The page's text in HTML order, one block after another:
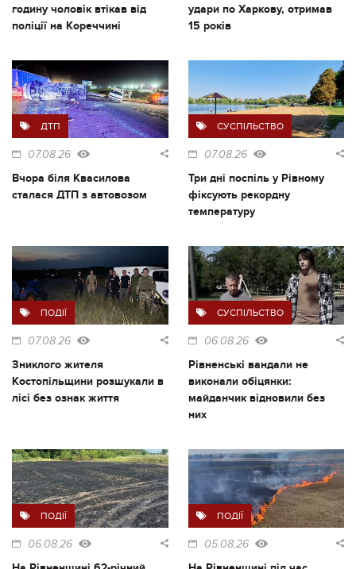
годину чоловік втікав від
поліції на Кореччині
удари по Харкову, отримав
15 років
ДТП
07.08.26
Вчора біля Квасилова
сталася ДТП з автовозом
СУСПІЛЬСТВО
07.08.26
Три дні поспіль у Рівному
фіксують рекордну
температуру
ПОДІЇ
07.08.26
Зниклого жителя
Костопільщини розшукали в
лісі без ознак життя
СУСПІЛЬСТВО
06.08.26
Рівненські вандали не
виконали обіцянки:
майданчик відновили без
них
ПОДІЇ
06.08.26
ПОДІЇ
05.08.26